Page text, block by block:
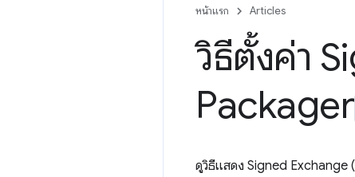
หน้าแรก Articles
วิธีตั้งค่า
Packager
ดูวิธีแสดง Signed Exchange